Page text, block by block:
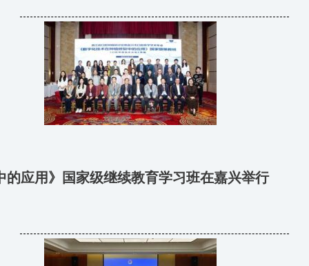
的应用》国家级继续教育学习班在嘉兴举行